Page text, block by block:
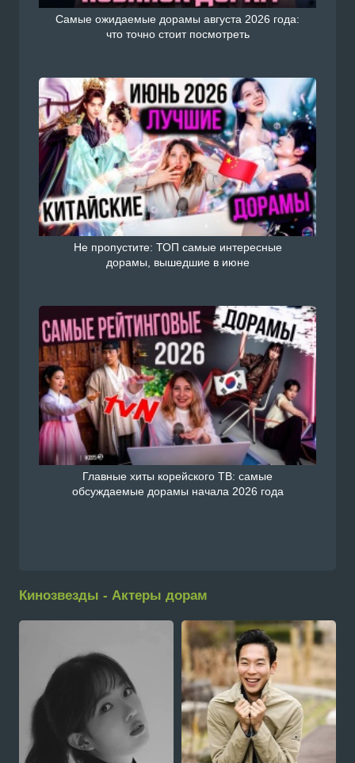
Самые ожидаемые дорамы августа 2026 года:
что точно стоит посмотреть
Не пропустите: ТОП самые интересные
дорамы, вышедшие в июне
Главные хиты корейского ТВ: самые
обсуждаемые дорамы начала 2026 года
Кинозвезды - Актеры дорам